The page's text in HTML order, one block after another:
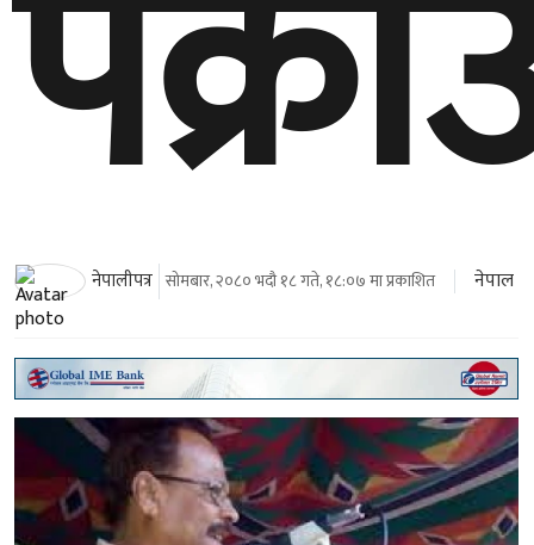
नेपालीपत्र सोमबार, २०८० भदौ १८ गते, १८:०७ मा प्रकाशित नेपाल